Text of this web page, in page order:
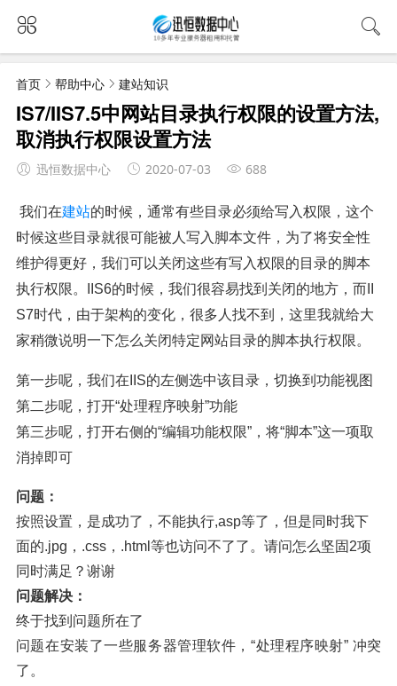
首页 帮助中心 建站知识
IS7/IIS7.5中网站目录执行权限的设置方法,
取消执行权限设置方法
迅恒数据中心 2020-07-03 688
我们在建站的时候，通常有些目录必须给写入权限，这个
时候这些目录就很可能被人写入脚本文件，为了将安全性
维护得更好，我们可以关闭这些有写入权限的目录的脚本
执行权限。IIS6的时候，我们很容易找到关闭的地方，而II
S7时代，由于架构的变化，很多人找不到，这里我就给大
家稍微说明一下怎么关闭特定网站目录的脚本执行权限。
第一步呢，我们在IIS的左侧选中该目录，切换到功能视图
第二步呢，打开“处理程序映射”功能
第三步呢，打开右侧的“编辑功能权限”，将“脚本”这一项取
消掉即可
问题：
按照设置，是成功了，不能执行,asp等了，但是同时我下
面的.jpg，.css，.html等也访问不了了。请问怎么坚固2项
同时满足？谢谢
问题解决：
终于找到问题所在了
问题在安装了一些服务器管理软件，“处理程序映射” 冲突
了。